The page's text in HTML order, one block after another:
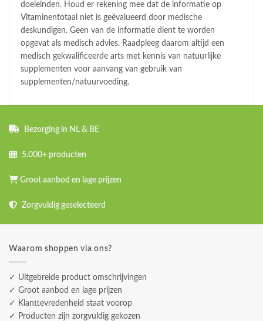
doeleinden. Houd er rekening mee dat de informatie op
Vitaminentotaal niet is geëvalueerd door medische
deskundigen. Geen van de informatie dient te worden
opgevat als medisch advies. Raadpleeg daarom altijd een
medisch gekwalificeerde arts met kennis van natuurlijke
supplementen voor aanvang van gebruik van
supplementen/natuurvoeding.
Bezorging in NL & BE
5.000+ producten
Groot aanbod en lage prijzen
Zorgvuldig geselecteerd
Waarom shoppen via ons?
✓ Uitgebreide product omschrijvingen
✓ Groot aanbod en lage prijzen
✓ Klanttevredenheid staat voorop
✓ Producten zijn zorgvuldig gekozen